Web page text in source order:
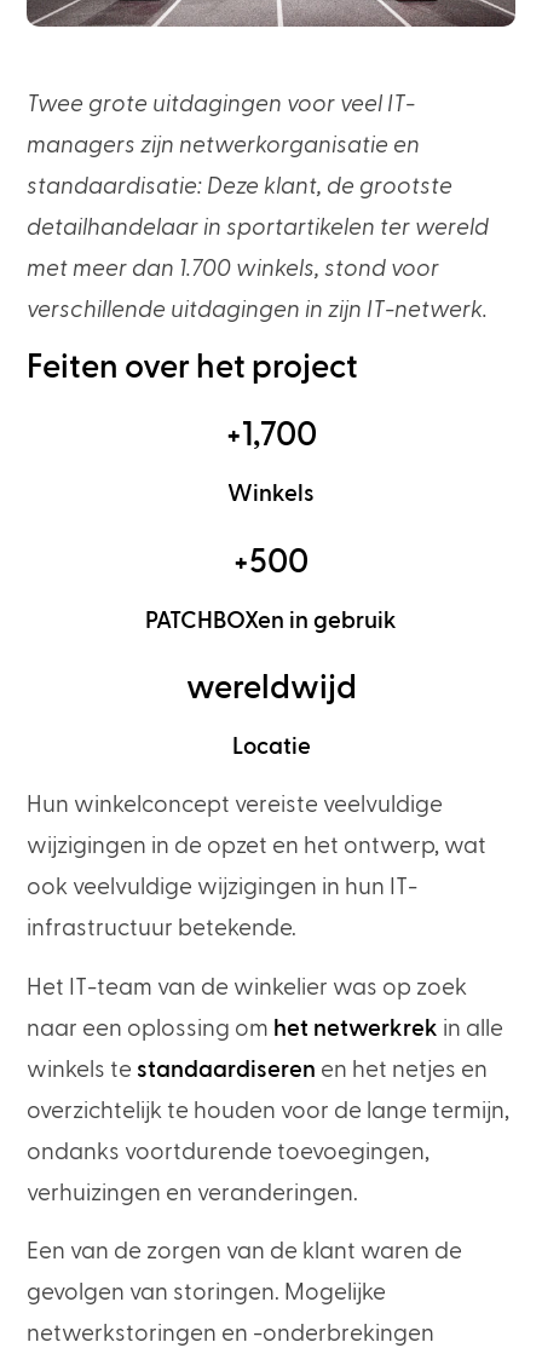
Twee grote uitdagingen voor veel IT-
managers zijn netwerkorganisatie en
standaardisatie: Deze klant, de grootste
detailhandelaar in sportartikelen ter wereld
met meer dan 1.700 winkels, stond voor
verschillende uitdagingen in zijn IT-netwerk.
Feiten over het project
+1,700
Winkels
+500
PATCHBOXen in gebruik
wereldwijd
Locatie
Hun winkelconcept vereiste veelvuldige
wijzigingen in de opzet en het ontwerp, wat
ook veelvuldige wijzigingen in hun IT-
infrastructuur betekende.
Het IT-team van de winkelier was op zoek
naar een oplossing om het netwerkrek in alle
winkels te standaardiseren en het netjes en
overzichtelijk te houden voor de lange termijn,
ondanks voortdurende toevoegingen,
verhuizingen en veranderingen.
Een van de zorgen van de klant waren de
gevolgen van storingen. Mogelijke
netwerkstoringen en -onderbrekingen